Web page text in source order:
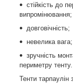
стійкість до
випромінювання;
довговічність;
невелика вага;
зручність
периметру тенту.
Тенти тарпаулін